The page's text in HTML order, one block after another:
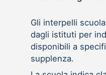
Gli interpelli
dagli istituti per
disponibili a
supplenza.